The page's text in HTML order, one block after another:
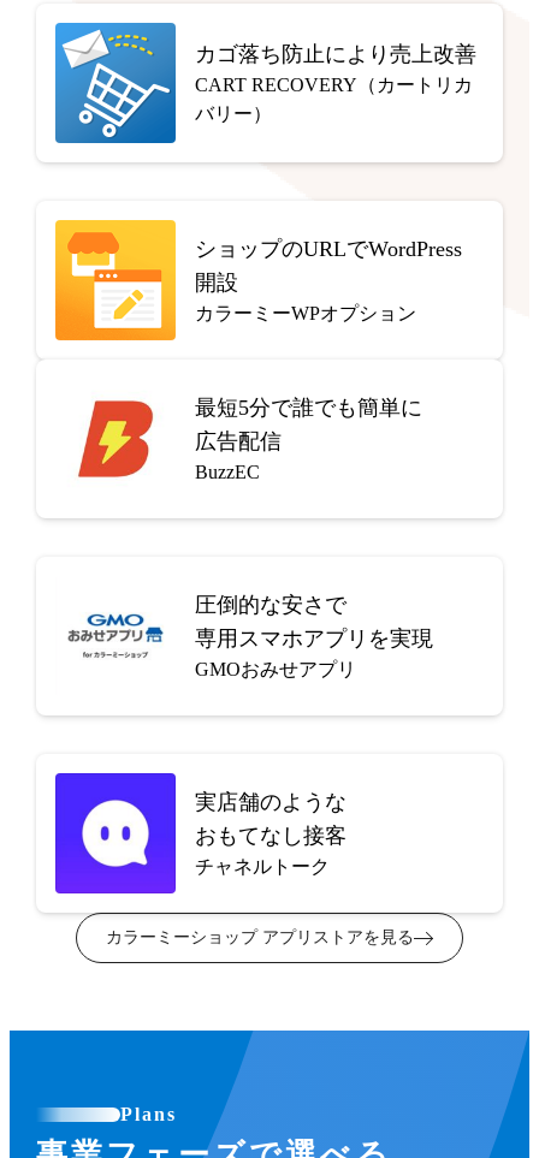
カゴ落ち防止により売上改善
CART RECOVERY（カートリカ
バリー）
ショップのURLでWordPress
開設
カラーミーWPオプション
最短5分で誰でも簡単に
広告配信
BuzzEC
圧倒的な安さで
専用スマホアプリを実現
GMOおみせアプリ
実店舗のような
おもてなし接客
チャネルトーク
カラーミーショップ アプリストアを見る
Plans